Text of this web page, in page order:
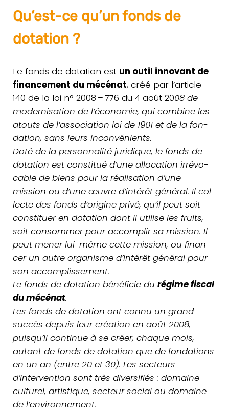
Qu’est-ce qu’un fonds de
dotation ?
Le fonds de dota­tion est un outil inno­vant de
finan­ce­ment du mécénat, créé par l’article
140 de la loi n° 2008 – 776 du 4 août 2008 de
moder­ni­sa­tion de l’économie, qui combine les
atouts de l’association loi de 1901 et de la fon­
da­tion, sans leurs incon­vé­nients.
Doté de la per­son­na­li­té juri­dique, le fonds de
dota­tion est consti­tué d’une allo­ca­tion irré­vo­
cable de biens pour la réa­li­sa­tion d’une
mission ou d’une œuvre d’intérêt général. Il col­
lecte des fonds d’origine privé, qu’il peut soit
consti­tuer en dota­tion dont il utilise les fruits,
soit consom­mer pour accom­plir sa mission. Il
peut mener lui-même cette mission, ou finan­
cer un autre orga­nisme d’intérêt général pour
son accom­plis­se­ment.
Le fonds de dota­tion béné­fi­cie du régime fiscal
du mécénat.
Les fonds de dota­tion ont connu un grand
succès depuis leur créa­tion en août 2008,
puisqu’il conti­nue à se créer, chaque mois,
autant de fonds de dota­tion que de fon­da­tions
en un an (entre 20 et 30). Les sec­teurs
d’intervention sont très diver­si­fiés : domaine
cultu­rel, artis­tique, secteur social ou domaine
de l’environnement.